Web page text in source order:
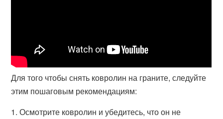
Для того чтобы снять ковролин на граните, следуйте
этим пошаговым рекомендациям:
1. Осмотрите ковролин и убедитесь, что он не